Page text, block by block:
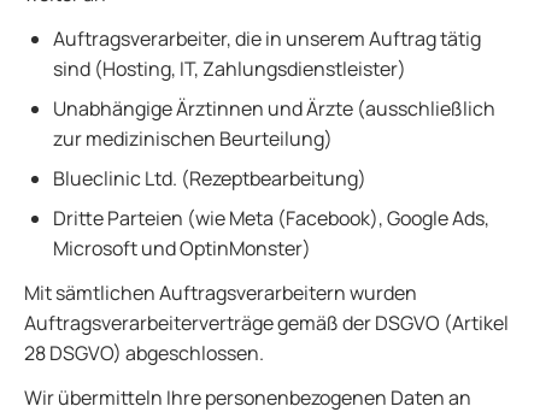
Auftragsverarbeiter, die in unserem Auftrag tätig
sind (Hosting, IT, Zahlungsdienstleister)
Unabhängige Ärztinnen und Ärzte (ausschließlich
zur medizinischen Beurteilung)
Blueclinic Ltd. (Rezeptbearbeitung)
Dritte Parteien (wie Meta (Facebook), Google Ads,
Microsoft und OptinMonster)
Mit sämtlichen Auftragsverarbeitern wurden
Auftragsverarbeiterverträge gemäß der DSGVO (Artikel
28 DSGVO) abgeschlossen.
Wir übermitteln Ihre personenbezogenen Daten an